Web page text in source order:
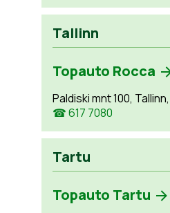
Tallinn
Topauto Rocca
Paldiski mnt 100,
☎ 617 7080
Tartu
Topauto Tartu